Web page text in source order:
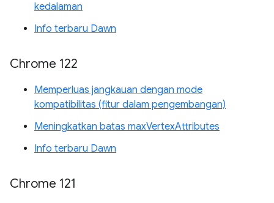
kedalaman
Info terbaru Dawn
Chrome 122
Memperluas jangkauan dengan mode
kompatibilitas (fitur dalam pengembangan)
Meningkatkan batas maxVertexAttributes
Info terbaru Dawn
Chrome 121